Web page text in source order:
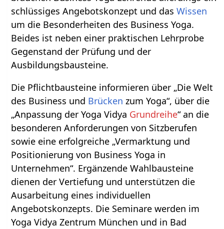
schlüssiges Angebotskonzept und dasWissen
um die Besonderheiten des Business Yoga.
Beides ist neben einer praktischen Lehrprobe
Gegenstand der Prüfung und der
Ausbildungsbausteine.
Die Pflichtbausteine informieren über „Die Welt
des Business und Brücken zum Yoga“, über die
„Anpassung der Yoga Vidya Grundreihe“ an die
besonderen Anforderungen von Sitzberufen
sowie eine erfolgreiche „Vermarktung und
Positionierung von Business Yoga in
Unternehmen“. Ergänzende Wahlbausteine
dienen der Vertiefung und unterstützen die
Ausarbeitung eines individuellen
Angebotskonzepts. Die Seminare werden im
Yoga Vidya Zentrum München und in Bad